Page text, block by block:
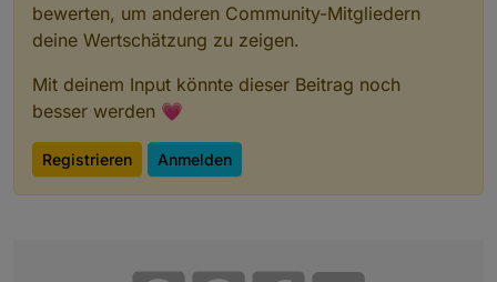
bewerten, um anderen Community-Mitgliedern
deine Wertschätzung zu zeigen.
Mit deinem Input könnte dieser Beitrag noch
besser werden 💗
Registrieren Anmelden